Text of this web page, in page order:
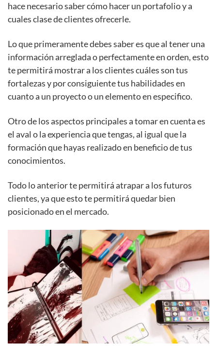
hace necesario saber cómo hacer un portafolio y a
cuales clase de clientes ofrecerle.
Lo que primeramente debes saber es que al tener una
información arreglada o perfectamente en orden, esto
te permitirá mostrar a los clientes cuáles son tus
fortalezas y por consiguiente tus habilidades en
cuanto a un proyecto o un elemento en especifico.
Otro de los aspectos principales a tomar en cuenta es
el aval o la experiencia que tengas, al igual que la
formación que hayas realizado en beneficio de tus
conocimientos.
Todo lo anterior te permitirá atrapar a los futuros
clientes, ya que esto te permitirá quedar bien
posicionado en el mercado.